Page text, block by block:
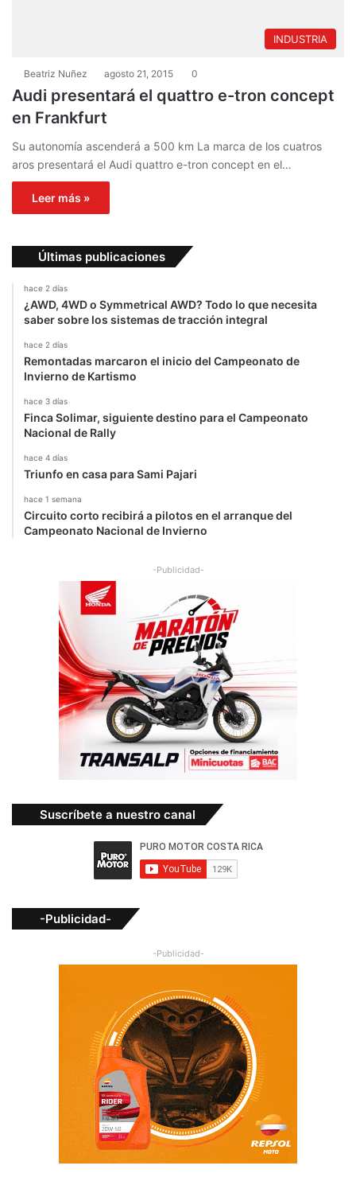
INDUSTRIA
Beatriz Nuñez agosto 21, 2015 0
Audi presentará el quattro e-tron concept
en Frankfurt
Su autonomía ascenderá a 500 km La marca de los cuatros
aros presentará el Audi quattro e-tron concept en el…
Leer más »
Últimas publicaciones
hace 2 días
¿AWD, 4WD o Symmetrical AWD? Todo lo que necesita
saber sobre los sistemas de tracción integral
hace 2 días
Remontadas marcaron el inicio del Campeonato de
Invierno de Kartismo
hace 3 días
Finca Solimar, siguiente destino para el Campeonato
Nacional de Rally
hace 4 días
Triunfo en casa para Sami Pajari
hace 1 semana
Circuito corto recibirá a pilotos en el arranque del
Campeonato Nacional de Invierno
-Publicidad-
Suscríbete a nuestro canal
-Publicidad-
-Publicidad-